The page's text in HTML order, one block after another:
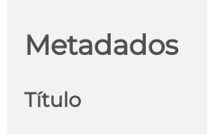
Metadados
Título